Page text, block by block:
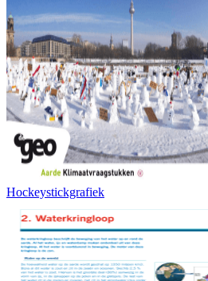
Hockeystickgrafiek